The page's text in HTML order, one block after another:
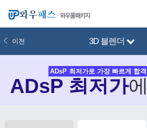
와우풀패키지
3D 블렌더
이전
ADsP 최저가로 가장 빠르게 합격
ADsP 최저가에